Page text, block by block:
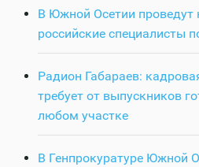
В Южной Осетии проведут
российские специалисты
Радион Габараев:
требует от выпускников
любом участке
В Генпрокуратуре Южной